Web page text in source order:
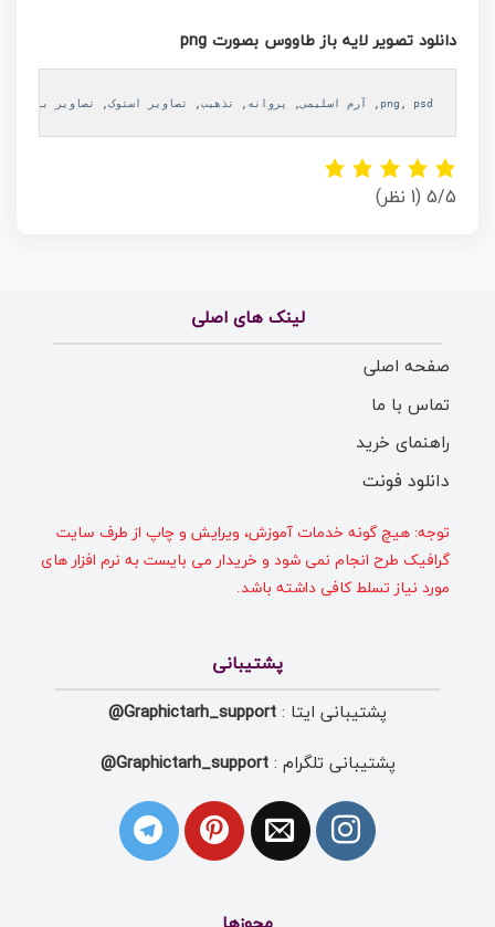
دانلود تصویر لایه باز طاووس بصورت png
png psd آرم اسلیمی پروانه تذهیب تصاویر استوک تصاویر با
5/5 (1 نظر)
لینک های اصلی
صفحه اصلی
تماس با ما
راهنمای خرید
دانلود فونت
توجه: هیچ گونه خدمات آموزش، ویرایش و چاپ از طرف سایت
گرافیک طرح انجام نمی شود و خریدار می بایست به نرم افزار های
مورد نیاز تسلط کافی داشته باشد.
پشتیبانی
پشتیبانی ایتا : Graphictarh_support@
پشتیبانی تلگرام :Graphictarh_support@